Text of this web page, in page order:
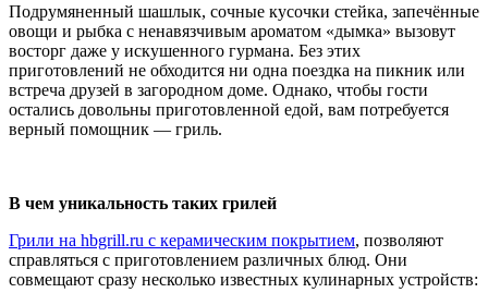
Подрумяненный шашлык, сочные кусочки стейка, запечённые
овощи и рыбка с ненавязчивым ароматом «дымка» вызовут
восторг даже у искушенного гурмана. Без этих
приготовлений не обходится ни одна поездка на пикник или
встреча друзей в загородном доме. Однако, чтобы гости
остались довольны приготовленной едой, вам потребуется
верный помощник — гриль.
В чем уникальность таких грилей
Грили на hbgrill.ru с керамическим покрытием, позволяют
справляться с приготовлением различных блюд. Они
совмещают сразу несколько известных кулинарных устройств: